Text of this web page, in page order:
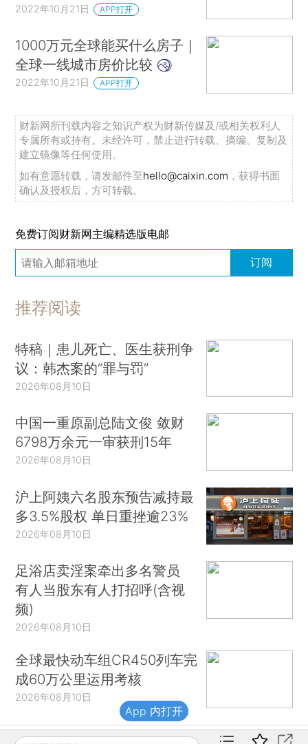
2022年10月21日 APP打开
1000万元全球能买什么房子｜
全球一线城市房价比较
2022年10月21日 APP打开
财新网所刊载内容之知识产权为财新传媒及/或相关权利人
专属所有或持有。未经许可，禁止进行转载、摘编、复制及
建立镜像等任何使用。
如有意愿转载，请发邮件至hello@caixin.com ，获得书面
确认及授权后，方可转载。
免费订阅财新网主编精选版电邮
订阅
推荐阅读
特稿｜患儿死亡、医生获刑争
议：韩杰案的“罪与罚”
2026年08月10日
中国一重原副总陆文俊 敛财
6798万余元一审获刑15年
2026年08月10日
沪上阿姨六名股东预告减持最
多3.5%股权 单日重挫逾23%
2026年08月10日
足浴店卖淫案牵出多名警员
有人当股东有人打招呼(含视
频)
2026年08月10日
全球最快动车组CR450列车完
成60万公里运用考核
2026年08月10日
App 内打开